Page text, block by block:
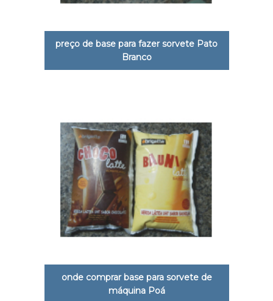
preço de base para fazer sorvete Pato
Branco
onde comprar base para sorvete de
máquina Poá